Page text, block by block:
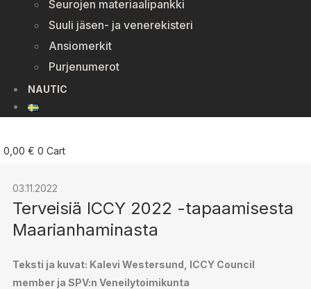
Seurojen materiaalipankki
Suuli jäsen- ja venerekisteri
Ansiomerkit
Purjenumerot
NAUTIC
0,00 € 0 Cart
03.11.2022
Terveisiä ICCY 2022 -tapaamisesta
Maarianhaminasta
Teksti ja kuvat: Kalevi Westersund, ICCY Council
member ja SPV:n Veneilytoimikunta